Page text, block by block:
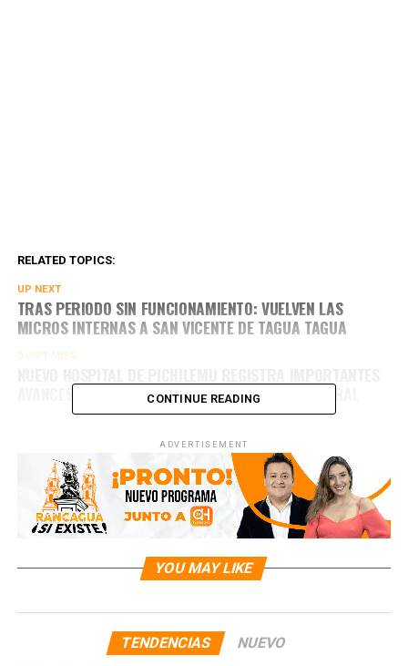
RELATED TOPICS:
UP NEXT
TRAS PERIODO SIN FUNCIONAMIENTO: VUELVEN LAS
MICROS INTERNAS A SAN VICENTE DE TAGUA TAGUA
DON'T MISS
AVANCES Y PROYECTA INICIO DE ETAPA ESTRUCTURAL
CONTINUE READING
ADVERTISEMENT
YOU MAY LIKE
TENDENCIAS NUEVO